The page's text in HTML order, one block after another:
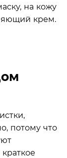
на кожу
крем.
потому что